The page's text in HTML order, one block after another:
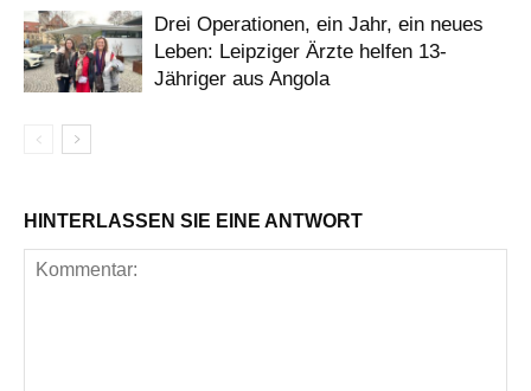
Drei Operationen, ein Jahr, ein neues
Leben: Leipziger Ärzte helfen 13-
Jähriger aus Angola
HINTERLASSEN SIE EINE ANTWORT